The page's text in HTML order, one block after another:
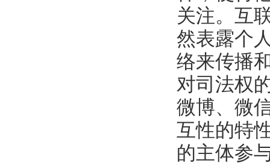
关注。互
然表露个
络来传播
对司法权
微博、微
互性的特
的主体参